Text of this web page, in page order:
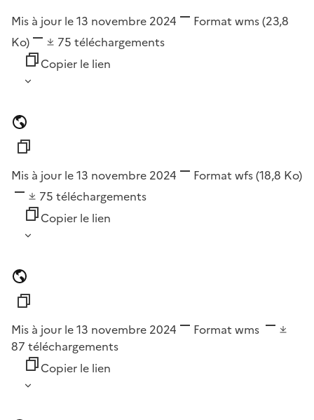
Mis à jour le 13 novembre 2024 Format wms(23,8
Ko)
75 téléchargements
Copier le lien
Mis à jour le 13 novembre 2024 Format wfs(18,8 Ko)
75 téléchargements
Copier le lien
Mis à jour le 13 novembre 2024 Format wms
87 téléchargements
Copier le lien